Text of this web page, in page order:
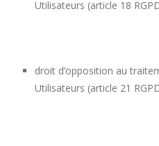
Utilisateurs (article 18
droit d’opposition au
Utilisateurs (article 21